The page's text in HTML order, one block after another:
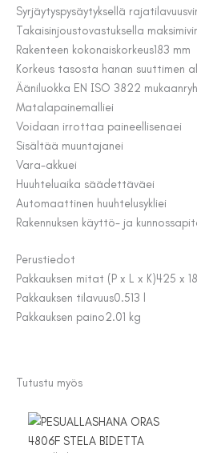
Syrjäytyspysäytyksellä
Takaisinjoustovastuksella
Rakenteen kokonaiskorkeus183 mm
Korkeus tasosta hanan suuttimen
Ääniluokka EN ISO 3822 mukaan
Matalapainemalliei
Voidaan irrottaa paineellisenaei
Sisältää muuntajanei
Vara-akkuei
Huuhteluaika säädettäväei
Automaattinen huuhtelusykliei
Rakennuksen käyttö- ja
Perustiedot
Pakkauksen mitat (P x L x K)425 x
Pakkauksen tilavuus0.513 l
Pakkauksen paino2.01 kg
Tutustu myös